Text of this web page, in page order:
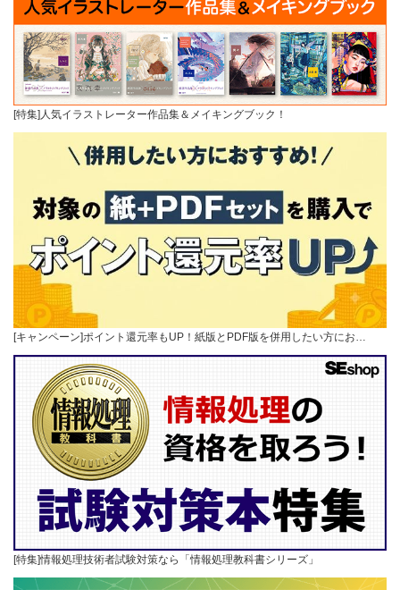
[特集]人気イラストレーター作品集＆メイキングブック！
[キャンペーン]ポイント還元率もUP！紙版とPDF版を併用したい方にお…
[特集]情報処理技術者試験対策なら「情報処理教科書シリーズ」